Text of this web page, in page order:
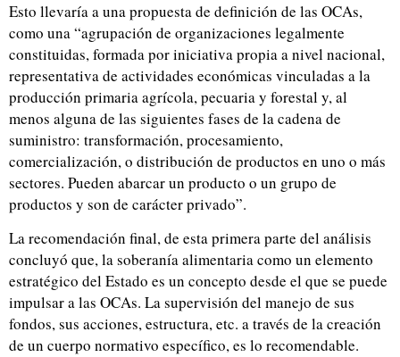
Esto llevaría a una propuesta de definición de las OCAs,
como una “agrupación de organizaciones legalmente
constituidas, formada por iniciativa propia a nivel nacional,
representativa de actividades económicas vinculadas a la
producción primaria agrícola, pecuaria y forestal y, al
menos alguna de las siguientes fases de la cadena de
suministro: transformación, procesamiento,
comercialización, o distribución de productos en uno o más
sectores. Pueden abarcar un producto o un grupo de
productos y son de carácter privado”.
La recomendación final, de esta primera parte del análisis
concluyó que, la soberanía alimentaria como un elemento
estratégico del Estado es un concepto desde el que se puede
impulsar a las OCAs. La supervisión del manejo de sus
fondos, sus acciones, estructura, etc. a través de la creación
de un cuerpo normativo específico, es lo recomendable.